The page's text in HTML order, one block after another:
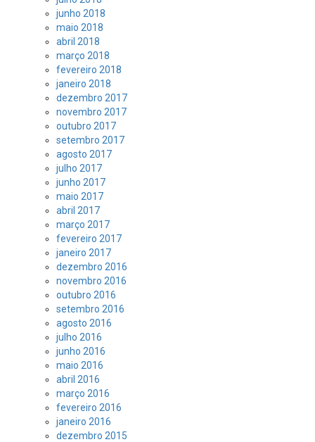
junho 2018
maio 2018
abril 2018
março 2018
fevereiro 2018
janeiro 2018
dezembro 2017
novembro 2017
outubro 2017
setembro 2017
agosto 2017
julho 2017
junho 2017
maio 2017
abril 2017
março 2017
fevereiro 2017
janeiro 2017
dezembro 2016
novembro 2016
outubro 2016
setembro 2016
agosto 2016
julho 2016
junho 2016
maio 2016
abril 2016
março 2016
fevereiro 2016
janeiro 2016
dezembro 2015